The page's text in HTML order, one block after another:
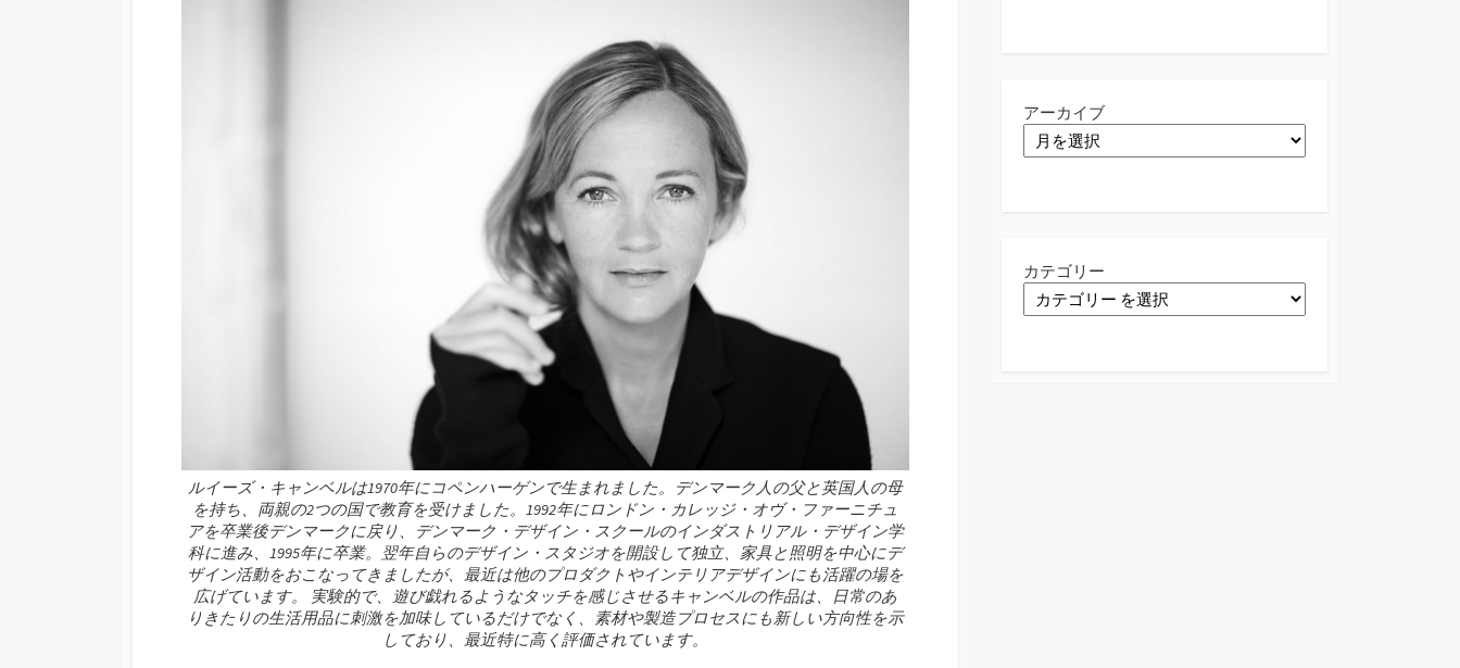
ルイーズ・キャンベルは1970年にコペンハーゲンで生まれました。デンマーク人の父と英国人の母
を持ち、両親の2つの国で教育を受けました。1992年にロンドン・カレッジ・オヴ・ファーニチュ
アを卒業後デンマークに戻り、デンマーク・デザイン・スクールのインダストリアル・デザイン学
科に進み、1995年に卒業。翌年自らのデザイン・スタジオを開設して独立、家具と照明を中心にデ
ザイン活動をおこなってきましたが、最近は他のプロダクトやインテリアデザインにも活躍の場を
広げています。 実験的で、遊び戯れるようなタッチを感じさせるキャンベルの作品は、日常のあ
りきたりの生活用品に刺激を加味しているだけでなく、素材や製造プロセスにも新しい方向性を示
しており、最近特に高く評価されています。
アーカイブ
カテゴリー